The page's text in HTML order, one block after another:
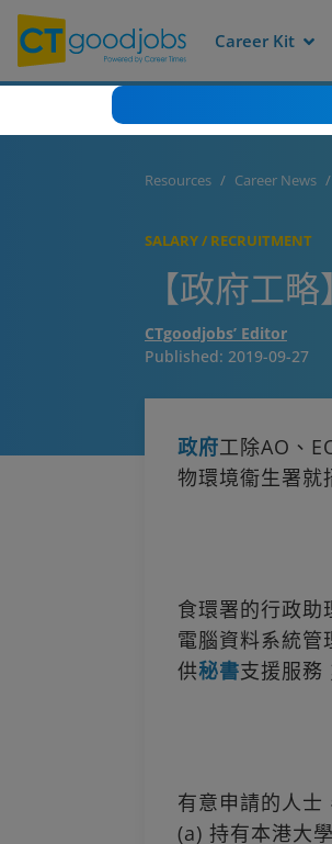
Career Kit
Resources Career News
SALARY / RECRUITMENT
【政府工
CTgoodjobs’ Editor
Published: 2019-09-27
政府工除AO、
物環境衞生署就
食環署的行政助
電腦資料系統管
供秘書支援服務
有意申請的人士
(a) 持有本港大